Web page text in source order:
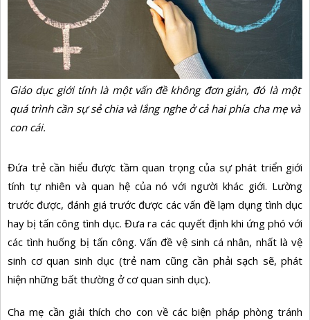
Giáo dục giới tính là một vấn đề không đơn giản, đó là một
quá trình cần sự sẻ chia và lắng nghe ở cả hai phía cha mẹ và
con cái.
Đứa trẻ cần hiểu được tầm quan trọng của sự phát triển giới
tính tự nhiên và quan hệ của nó với người khác giới. Lường
trước được, đánh giá trước được các vấn đề lạm dụng tình dục
hay bị tấn công tình dục. Đưa ra các quyết định khi ứng phó với
các tình huống bị tấn công. Vấn đề vệ sinh cá nhân, nhất là vệ
sinh cơ quan sinh dục (trẻ nam cũng cần phải sạch sẽ, phát
hiện những bất thường ở cơ quan sinh dục).
Cha mẹ cần giải thích cho con về các biện pháp phòng tránh